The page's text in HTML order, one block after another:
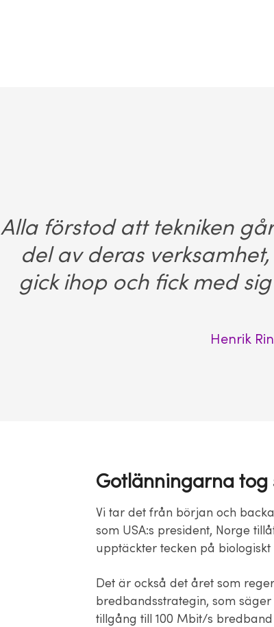
Alla förstod att tekniken
del av deras
gick ihop och fick med
Henrik
Gotlänningarna tog
Vi tar det från början och
som USA:s president, Norge
upptäckter tecken på
Det är också det året som
bredbandsstrategin, som
tillgång till 100 Mbit/s